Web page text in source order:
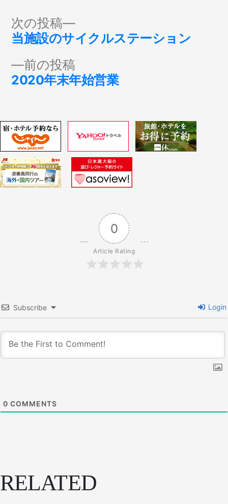
投
ナ
ゲ
ー
シ
前の投稿
の
2020年末年始営業
次の投稿
次
の
当施設のサイクルステーション
0
Article Rating
Subscribe Login
0 COMMENTS
RELATED